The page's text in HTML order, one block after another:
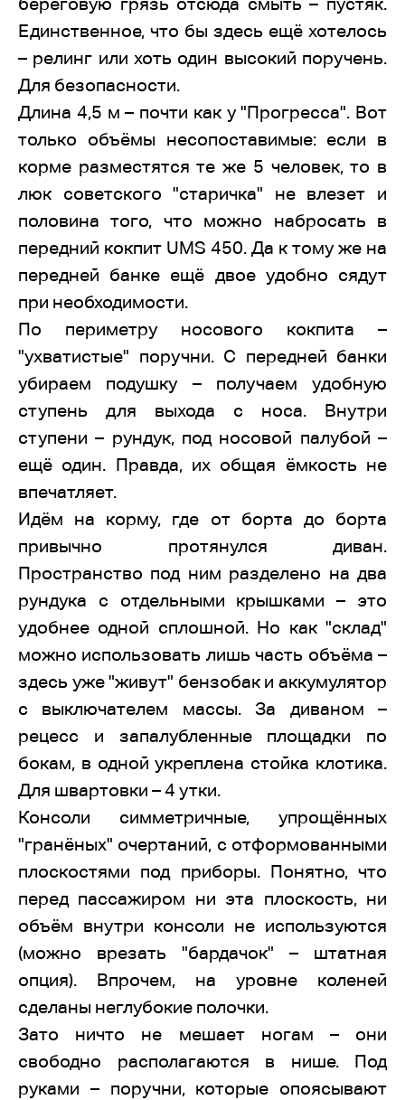
Единственное, что бы здесь ещё хотелось
– релинг или хоть один высокий поручень.
Для безопасности.
Длина 4,5 м – почти как у "Прогресса". Вот
только объёмы несопоставимые: если в
корме разместятся те же 5 человек, то в
люк советского "старичка" не влезет и
половина того, что можно набросать в
передний кокпит UMS 450. Да к тому же на
передней банке ещё двое удобно сядут
при необходимости.
По периметру носового кокпита –
"ухватистые" поручни. С передней банки
убираем подушку – получаем удобную
ступень для выхода с носа. Внутри
ступени – рундук, под носовой палубой –
ещё один. Правда, их общая ёмкость не
впечатляет.
Идём на корму, где от борта до борта
привычно протянулся диван.
Пространство под ним разделено на два
рундука с отдельными крышками – это
удобнее одной сплошной. Но как "склад"
можно использовать лишь часть объёма –
здесь уже "живут" бензобак и аккумулятор
с выключателем массы. За диваном –
рецесс и запалубленные площадки по
бокам, в одной укреплена стойка клотика.
Для швартовки – 4 утки.
Консоли симметричные, упрощённых
"гранёных" очертаний, с отформованными
плоскостями под приборы. Понятно, что
перед пассажиром ни эта плоскость, ни
объём внутри консоли не используются
(можно врезать "бардачок" – штатная
опция). Впрочем, на уровне коленей
сделаны неглубокие полочки.
Зато ничто не мешает ногам – они
свободно располагаются в нише. Под
руками – поручни, которые опоясывают